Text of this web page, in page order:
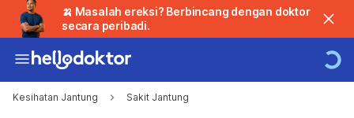
🍌 Masalah ereksi? Berbincang dengan doktor
secara peribadi.
Kesihatan Jantung Sakit Jantung